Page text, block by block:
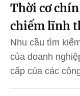
Thời cơ
chiếm lĩnh
Nhu cầu tìm
của doanh
cấp của các